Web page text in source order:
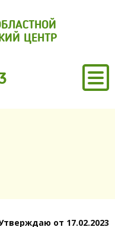
ЦЕНТР
от 17.02.2023